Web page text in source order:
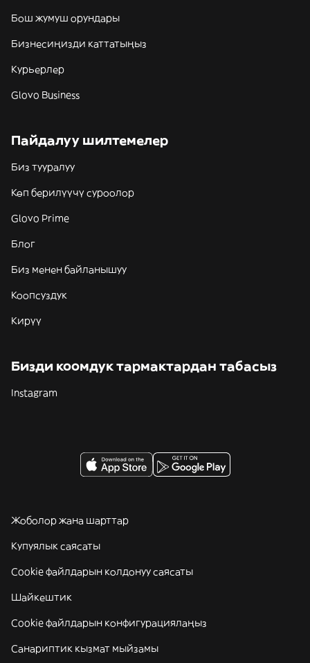
Бош жумуш орундары
Бизнесиңизди каттатыңыз
Курьерлер
Glovo Business
Пайдалуу шилтемелер
Биз тууралуу
Көп берилүүчү суроолор
Glovo Prime
Блог
Биз менен байланышуу
Коопсуздук
Кирүү
Бизди коомдук тармактардан табасыз
Instagram
Жоболор жана шарттар
Купуялык саясаты
Cookie файлдарын колдонуу саясаты
Шайкештик
Cookie файлдарын конфигурациялаңыз
Санариптик кызмат мыйзамы